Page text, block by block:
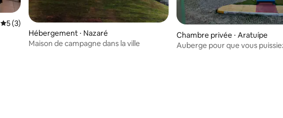
Évaluation moyenne sur la base de 3 commentaires : 5 sur 5
5 (3)
Hébergement ⋅ Nazaré
Maison de campagne dans la ville
Chambre privée ⋅ Aratuípe
Auberge pour que vous